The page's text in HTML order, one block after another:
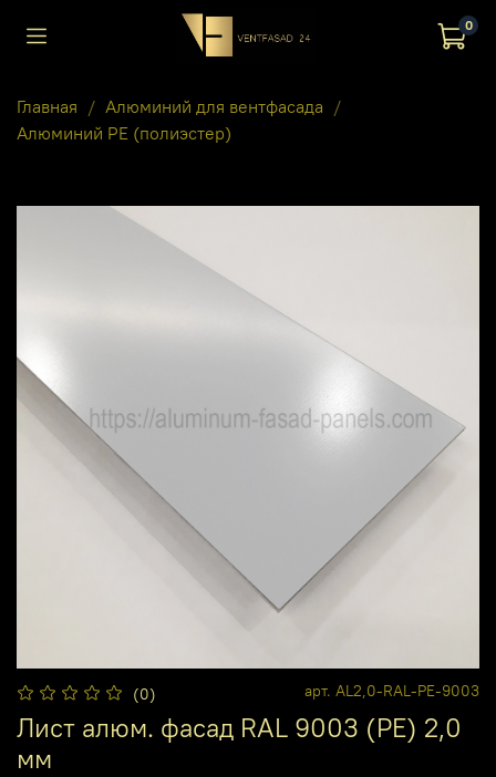
0
Главная
Алюминий для вентфасада
Алюминий PE (полиэстер)
(0) арт. AL2,0-RAL-PE-9003
Лист алюм. фасад RAL 9003 (PE) 2,0
мм